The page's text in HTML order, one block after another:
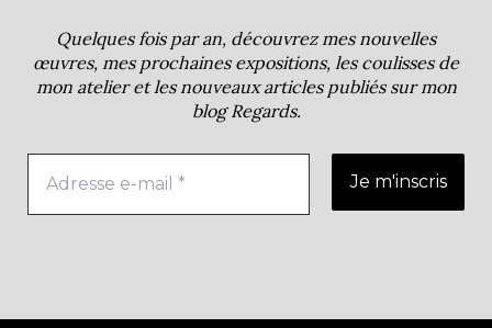
Quelques fois par an, découvrez mes nouvelles
œuvres, mes prochaines expositions, les coulisses de
mon atelier et les nouveaux articles publiés sur mon
blogRegards.